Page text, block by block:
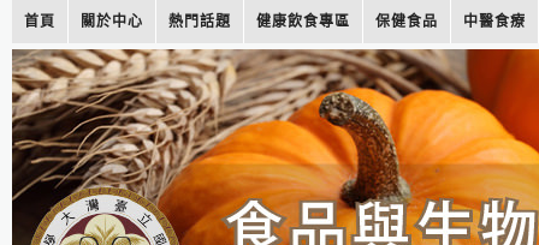
首頁 關於中心 熱門話題 健康飲食專區 保健食品 中醫食療